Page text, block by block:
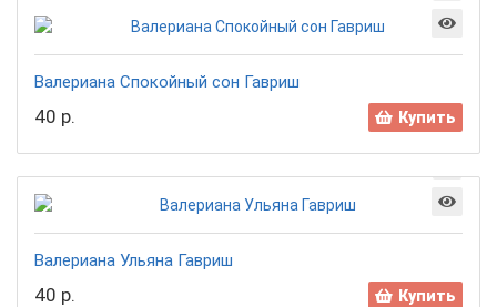
Валериана Спокойный сон Гавриш
40 р. Купить
Валериана Ульяна Гавриш
40 р. Купить